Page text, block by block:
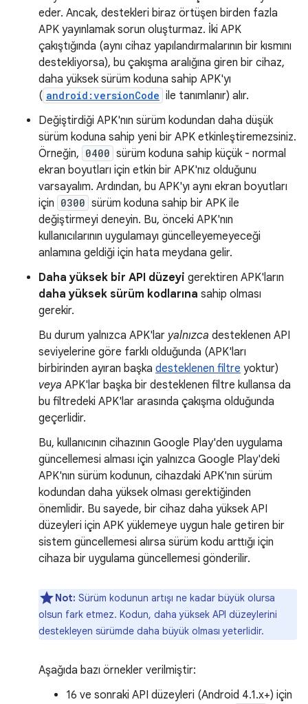
eder. Ancak, destekleri biraz örtüşen birden fazla
APK yayınlamak sorun oluşturmaz. İki APK
çakıştığında (aynı cihaz yapılandırmalarının bir kısmını
destekliyorsa), bu çakışma aralığına giren bir cihaz,
daha yüksek sürüm koduna sahip APK'yı
( android:versionCode ile tanımlanır) alır.
Değiştirdiği APK'nın sürüm kodundan daha düşük
sürüm koduna sahip yeni bir APK etkinleştiremezsiniz.
Örneğin, 0400 sürüm koduna sahip küçük - normal
ekran boyutları için etkin bir APK'nız olduğunu
varsayalım. Ardından, bu APK'yı aynı ekran boyutları
için 0300 sürüm koduna sahip bir APK ile
değiştirmeyi deneyin. Bu, önceki APK'nın
kullanıcılarının uygulamayı güncelleyemeyeceği
anlamına geldiği için hata meydana gelir.
Daha yüksek bir API düzeyi gerektiren APK'ların
daha yüksek sürüm kodlarına sahip olması
gerekir.
Bu durum yalnızca APK'lar yalnızca desteklenen API
seviyelerine göre farklı olduğunda (APK'ları
birbirinden ayıran başka desteklenen filtre yoktur)
veya APK'lar başka bir desteklenen filtre kullansa da
bu filtredeki APK'lar arasında çakışma olduğunda
geçerlidir.
Bu, kullanıcının cihazının Google Play'den uygulama
güncellemesi alması için yalnızca Google Play'deki
APK'nın sürüm kodunun, cihazdaki APK'nın sürüm
kodundan daha yüksek olması gerektiğinden
önemlidir. Bu sayede, bir cihaz daha yüksek API
düzeyleri için APK yüklemeye uygun hale getiren bir
sistem güncellemesi alırsa sürüm kodu arttığı için
cihaza bir uygulama güncellemesi gönderilir.
Not: Sürüm kodunun artışı ne kadar büyük olursa
olsun fark etmez. Kodun, daha yüksek API düzeylerini
destekleyen sürümde daha büyük olması yeterlidir.
Aşağıda bazı örnekler verilmiştir:
16 ve sonraki API düzeyleri (Android 4.1.x+) için